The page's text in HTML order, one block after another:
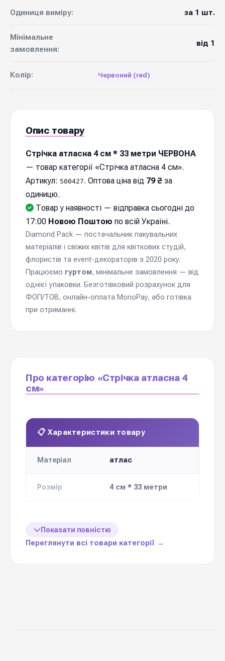
Одиниця виміру: за 1 шт.
Мінімальне
замовлення:
від 1
Колір: Червоний (red)
Опис товару
Стрічка атласна 4 см * 33 метри ЧЕРВОНА
— товар категорії «Стрічка атласна 4 см».
Артикул: 500427. Оптова ціна від 79 ₴ за
одиницю.
Товар у наявності — відправка cьогодні до
17:00 Новою Поштою по всій Україні.
Diamond Pack — постачальник пакувальних
матеріалів і свіжих квітів для квіткових студій,
флористів та event-декораторів з 2020 року.
Працюємо гуртом, мінімальне замовлення — від
однієї упаковки. Безготівковий розрахунок для
ФОП/ТОВ, онлайн-оплата MonoPay, або готівка
при отриманні.
Про категорію «Стрічка атласна 4
см»
📋 Характеристики товару
Матеріал атлас
Розмір 4 см * 33 метри
упаковці
за
Показати повністю
Переглянути всі товари категорії →